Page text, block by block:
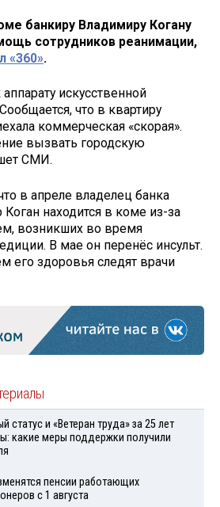
банкиру Владимиру Когану
сотрудников реанимации,
«360».
искусственной
что в квартиру
коммерческая «скорая».
вызвать городскую
СМИ.
в апреле владелец банка
находится в коме из-за
возникших во время
В мае он перенёс инсульт.
его здоровья следят врачи
статус и «Ветеран труда» за 25 лет
какие меры поддержки получили
пенсии работающих
с 1 августа